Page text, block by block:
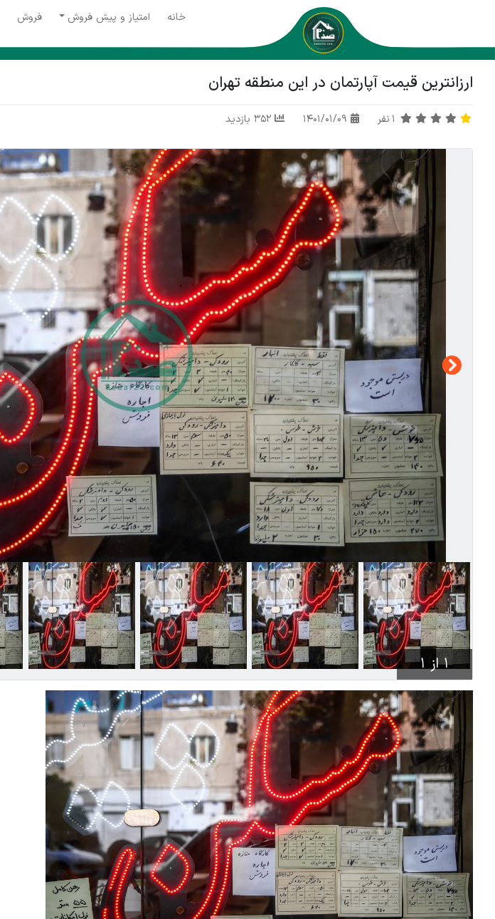
خانه امتیاز و پیش فروش فروش
ارزانترین قیمت آپارتمان در این منطقه تهران
1 نفر 352 بازدید
1 از 1